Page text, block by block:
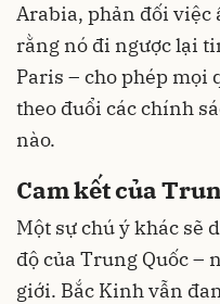
Arabia, phản đối việc
rằng nó đi ngược lại
Paris – cho phép mọi
theo đuổi các chính
nào.
Cam kết của
Một sự chú ý khác sẽ
độ của Trung Quốc –
giới. Bắc Kinh vẫn